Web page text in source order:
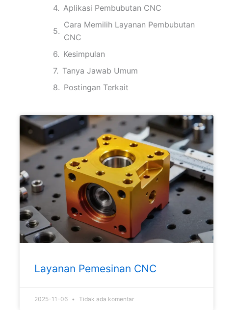
Aplikasi Pembubutan CNC
Cara Memilih Layanan Pembubutan
CNC
Kesimpulan
Tanya Jawab Umum
Postingan Terkait
Layanan Pemesinan CNC
2025-11-06 Tidak ada komentar